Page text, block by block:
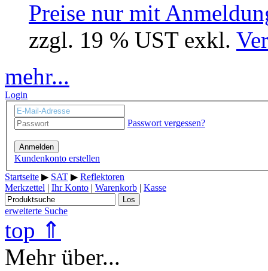
Preise nur mit
zzgl. 19 % UST exkl.
mehr...
Login
Passwort vergessen?
Anmelden
Kundenkonto erstellen
Startseite ▶ SAT ▶ Reflektoren
Merkzettel | Ihr Konto | Warenkorb | Kasse
Los
erweiterte Suche
top ⇑
Mehr über...